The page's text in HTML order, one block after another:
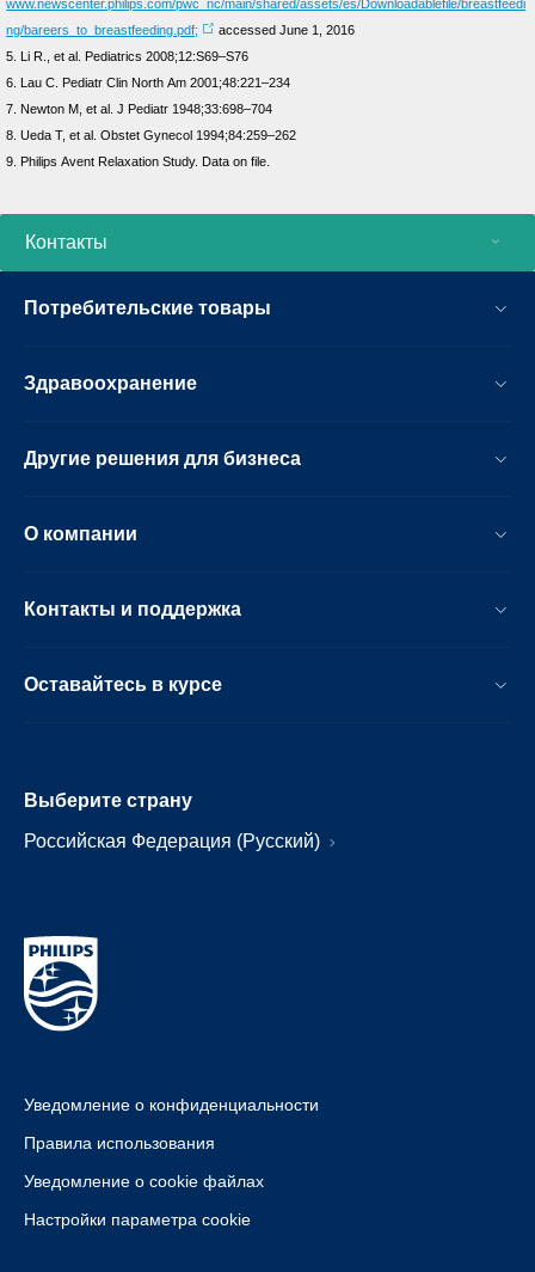
www.newscenter.philips.com/pwc_nc/main/shared/assets/es/Downloadablefile/breastfeedi
ng/bareers_to_breastfeeding.pdf;
accessed June 1, 2016
5. Li R., et al. Pediatrics 2008;12:S69–S76
6. Lau C. Pediatr Clin North Am 2001;48:221–234
7. Newton M, et al. J Pediatr 1948;33:698–704
8. Ueda T, et al. Obstet Gynecol 1994;84:259–262
9. Philips Avent Relaxation Study. Data on file.
Контакты
Потребительские товары
Здравоохранение
Другие решения для бизнеса
О компании
Контакты и поддержка
Оставайтесь в курсе
Выберите страну
Российская Федерация (Русский)
Уведомление о конфиденциальности
Правила использования
Уведомление о cookie файлах
Настройки параметра cookie